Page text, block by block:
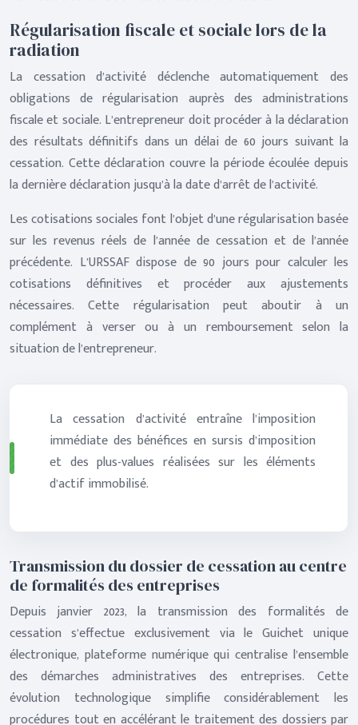
Régularisation fiscale et sociale lors de la
radiation
La cessation d’activité déclenche automatiquement des
obligations de régularisation auprès des administrations
fiscale et sociale. L’entrepreneur doit procéder à la déclaration
des résultats définitifs dans un délai de 60 jours suivant la
cessation. Cette déclaration couvre la période écoulée depuis
la dernière déclaration jusqu’à la date d’arrêt de l’activité.
Les cotisations sociales font l’objet d’une régularisation basée
sur les revenus réels de l’année de cessation et de l’année
précédente. L’URSSAF dispose de 90 jours pour calculer les
cotisations définitives et procéder aux ajustements
nécessaires. Cette régularisation peut aboutir à un
complément à verser ou à un remboursement selon la
situation de l’entrepreneur.
La cessation d’activité entraîne l’imposition
immédiate des bénéfices en sursis d’imposition
et des plus-values réalisées sur les éléments
d’actif immobilisé.
Transmission du dossier de cessation au centre
de formalités des entreprises
Depuis janvier 2023, la transmission des formalités de
cessation s’effectue exclusivement via le Guichet unique
électronique, plateforme numérique qui centralise l’ensemble
des démarches administratives des entreprises. Cette
évolution technologique simplifie considérablement les
procédures tout en accélérant le traitement des dossiers par